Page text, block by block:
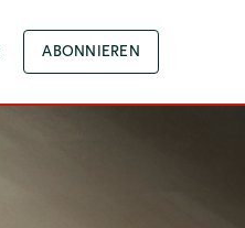
ABONNIEREN